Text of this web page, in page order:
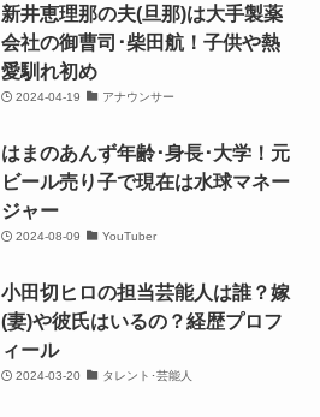
新井恵理那の夫(旦那)は大手製薬
会社の御曹司･柴田航！子供や熱
愛馴れ初め
2024-04-19 アナウンサー
はまのあんず年齢･身長･大学！元
ビール売り子で現在は水球マネー
ジャー
2024-08-09 YouTuber
小田切ヒロの担当芸能人は誰？嫁
(妻)や彼氏はいるの？経歴プロフ
ィール
2024-03-20 タレント･芸能人